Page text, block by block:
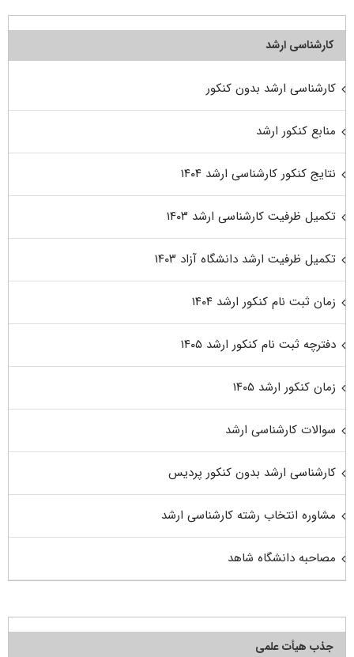
کارشناسی ارشد
کارشناسی ارشد بدون کنکور
منابع کنکور ارشد
نتایج کنکور کارشناسی ارشد ۱۴۰۴
تکمیل ظرفیت کارشناسی ارشد ۱۴۰۳
تکمیل ظرفیت ارشد دانشگاه آزاد ۱۴۰۳
زمان ثبت نام کنکور ارشد ۱۴۰۴
دفترچه ثبت نام کنکور ارشد ۱۴۰۵
زمان کنکور ارشد ۱۴۰۵
سوالات کارشناسی ارشد
کارشناسی ارشد بدون کنکور پردیس
مشاوره انتخاب رشته کارشناسی ارشد
مصاحبه دانشگاه شاهد
جذب هیأت علمی